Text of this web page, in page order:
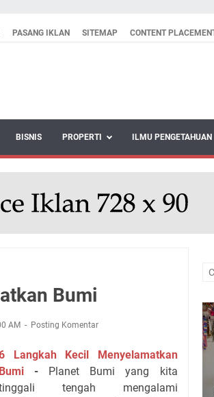
PASANG IKLAN SITEMAP CONTENT
BISNIS PROPERTI ILMU PENGETAHUAN
Bumi
AM Posting Komentar
Langkah Kecil Menyelamatkan
Bumi - Planet Bumi yang kita
tengah mengalami